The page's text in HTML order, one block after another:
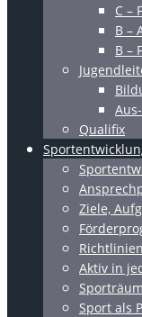
C –
B –
B –
Qualifix
Ziele,
Aktiv in
Sport als